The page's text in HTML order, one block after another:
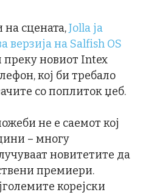
на сцената,Jolla ја
верзија на Salfish OS
преку новиот Intex
кој би требало
со поплиток џеб.
не е саемот кој
– многу
новитетите да
премиери.
корејски